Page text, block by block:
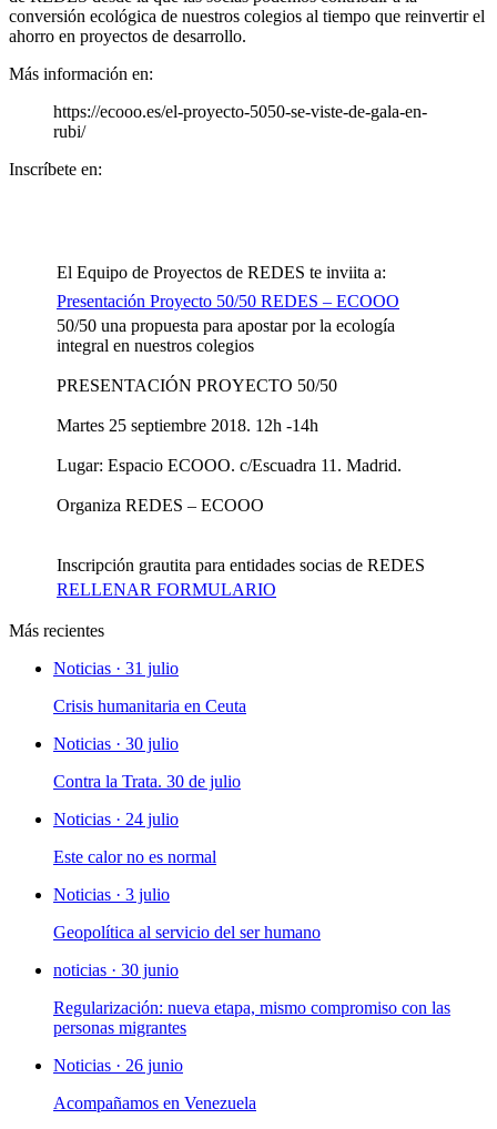
conversión ecológica de nuestros colegios al tiempo que reinvertir el
ahorro en proyectos de desarrollo.
Más información en:
https://ecooo.es/el-proyecto-5050-se-viste-de-gala-en-
rubi/
Inscríbete en:
El Equipo de Proyectos de REDES te inviita a:
Presentación Proyecto 50/50 REDES – ECOOO
50/50 una propuesta para apostar por la ecología
integral en nuestros colegios
PRESENTACIÓN PROYECTO 50/50
Martes 25 septiembre 2018. 12h -14h
Lugar: Espacio ECOOO. c/Escuadra 11. Madrid.
Organiza REDES – ECOOO
Inscripción grautita para entidades socias de REDES
RELLENAR FORMULARIO
Más recientes
Noticias · 31 julio
Crisis humanitaria en Ceuta
Noticias · 30 julio
Contra la Trata. 30 de julio
Noticias · 24 julio
Este calor no es normal
Noticias · 3 julio
Geopolítica al servicio del ser humano
noticias · 30 junio
Regularización: nueva etapa, mismo compromiso con las
personas migrantes
Noticias · 26 junio
Acompañamos en Venezuela